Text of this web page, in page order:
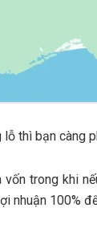
thì bạn càng
trong khi
nhuận 100%